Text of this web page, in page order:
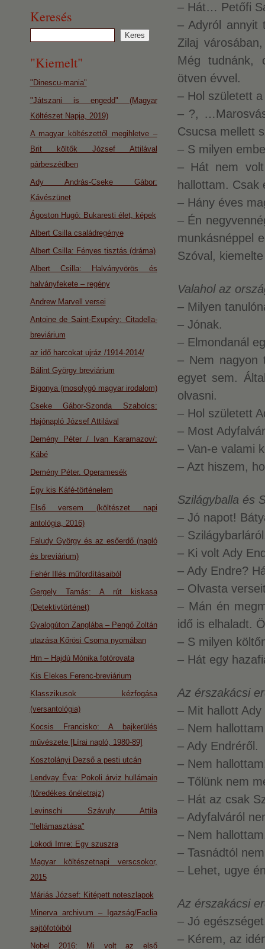
– Hát… Petőfi
– Adyról annyit
Zilaj
Még tudnánk,
ötven évvel.
– Hol született
– ?,
Csucsa mellett
– S milyen
– Hát nem
hallottam.
– Hány éves
– Én
munkásnéppel
Szóval,
Valahol az
– Milyen
– Jónak.
– Elmondanál
– Nem nagyon
egyet sem.
olvasni.
– Hol született
– Most
– Van-e valami
– Azt hiszem,
Szilágyballa és
– Jó napot!
–
– Ki volt Ady
– Ady Endre?
– Olvasta
– Mán én
idő is elhaladt.
– S milyen
– Hát egy
Az érszakácsi
– Mit hallott Ady
– Nem
– Ady Endréről.
– Nem
– Tőlünk nem
– Hát az csak
– Adyfalváról
– Nem
– Tasnádtól
– Lehet, ugye
Az érszakácsi
– Jó
– Kérem, az
Keresés
"Kiemelt"
"Dinescu-mania"
"Játszani is engedd" (Magyar
Költészet Napja, 2019)
A magyar költészettől megihletve –
Brit költők József Attilával
párbeszédben
Ady András-Cseke Gábor:
Kávészünet
Ágoston Hugó: Bukaresti élet, képek
Albert Csilla családregénye
Albert Csilla: Fényes tisztás (dráma)
Albert Csilla: Halványvörös és
halványfekete – regény
Andrew Marvell versei
Antoine de Saint-Exupéry: Citadella-
breviárium
az idő harcokat ujráz /1914-2014/
Bálint György breviárium
Bigonya (mosolygó magyar irodalom)
Cseke Gábor-Szonda Szabolcs:
Hajónapló József Attilával
Demény Péter / Ivan Karamazov/:
Kábé
Demény Péter. Operamesék
Egy kis Káfé-történelem
Első versem (költészet napi
antológia, 2016)
Faludy György és az esőerdő (napló
és breviárium)
Fehér Illés műfordításaiból
Gergely Tamás: A rút kiskasa
(Detektivtörténet)
Gyalogúton Zanglába – Pengő Zoltán
utazása Kőrösi Csoma nyomában
Hm – Hajdú Mónika fotórovata
Kis Elekes Ferenc-breviárium
Klasszikusok kézfogása
(versantológia)
Kocsis Francisko: A bajkerülés
művészete [Lírai napló, 1980-89]
Kosztolányi Dezső a pesti utcán
Lendvay Éva: Pokoli árviz hullámain
(töredékes önéletrajz)
Levinschi Szávuly Attila
"feltámasztása"
Lokodi Imre: Egy szuszra
Magyar költészetnapi verscsokor,
2015
Máriás József: Kitépett noteszlapok
Minerva archivum – Igazság/Faclia
sajtófotóiból
Nobel 2016: Mi volt az első